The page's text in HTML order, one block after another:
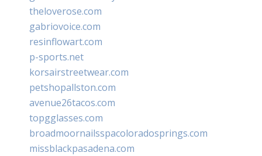
theloverose.com
gabriovoice.com
resinflowart.com
p-sports.net
korsairstreetwear.com
petshopallston.com
avenue26tacos.com
topgglasses.com
broadmoornailsspacoloradosprings.com
missblackpasadena.com